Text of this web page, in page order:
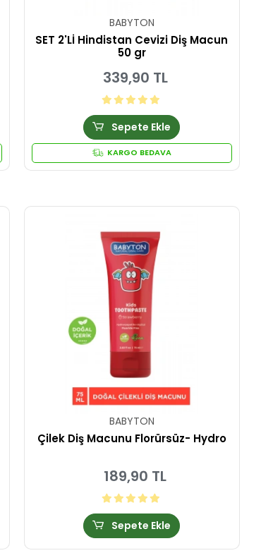
BABYTON
SET 2'Lİ Hindistan Cevizi Diş Macun
50 gr
339,90 TL
Sepete Ekle
KARGO BEDAVA
BABYTON
Çilek Diş Macunu Florürsüz- Hydro
189,90 TL
Sepete Ekle